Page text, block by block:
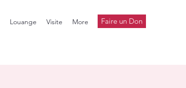
Louange Visite More Faire un Don